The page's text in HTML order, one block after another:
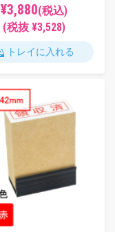
¥3,880(税込)
(税抜 ¥3,528)
トレイに入れる